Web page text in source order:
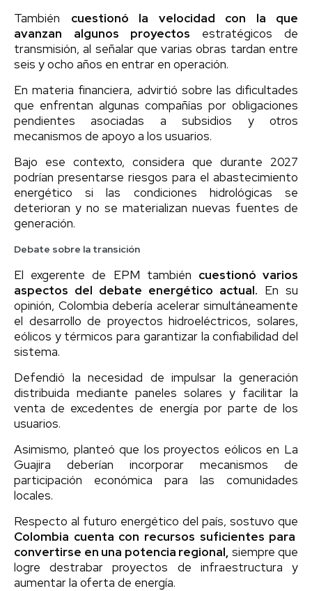
También cuestionó la velocidad con la que
avanzan algunos proyectos estratégicos de
transmisión, al señalar que varias obras tardan entre
seis y ocho años en entrar en operación.
En materia financiera, advirtió sobre las dificultades
que enfrentan algunas compañías por obligaciones
pendientes asociadas a subsidios y otros
mecanismos de apoyo a los usuarios.
Bajo ese contexto, considera que durante 2027
podrían presentarse riesgos para el abastecimiento
energético si las condiciones hidrológicas se
deterioran y no se materializan nuevas fuentes de
generación.
Debate sobre la transición
El exgerente de EPM también cuestionó varios
aspectos del debate energético actual. En su
opinión, Colombia debería acelerar simultáneamente
el desarrollo de proyectos hidroeléctricos, solares,
eólicos y térmicos para garantizar la confiabilidad del
sistema.
Defendió la necesidad de impulsar la generación
distribuida mediante paneles solares y facilitar la
venta de excedentes de energía por parte de los
usuarios.
Asimismo, planteó que los proyectos eólicos en La
Guajira deberían incorporar mecanismos de
participación económica para las comunidades
locales.
Respecto al futuro energético del país, sostuvo que
Colombia cuenta con recursos suficientes para
convertirse en una potencia regional, siempre que
logre destrabar proyectos de infraestructura y
aumentar la oferta de energía.